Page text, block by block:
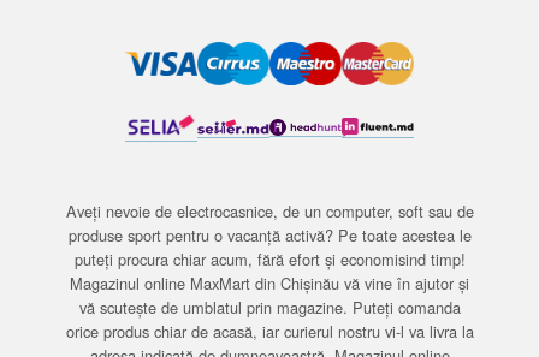
Aveți nevoie de electrocasnice, de un computer, soft sau de
produse sport pentru o vacanță activă? Pe toate acestea le
puteți procura chiar acum, fără efort și economisind timp!
Magazinul online MaxMart din Chișinău vă vine în ajutor și
vă scutește de umblatul prin magazine. Puteți comanda
orice produs chiar de acasă, iar curierul nostru vi-l va livra la